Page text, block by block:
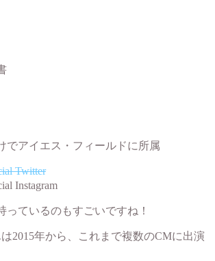
でアイエス・フィールドに所属
Twitter
Instagram
っているのもすごいですね！
2015年から、これまで複数のCMに出演